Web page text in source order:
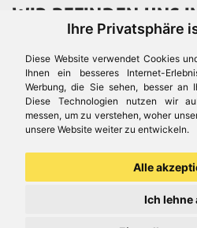
Ihre Privatsphäre
Diese Website verwendet Cookies
Ihnen ein besseres Internet-
Werbung, die Sie sehen, besser an
Diese Technologien nutzen wir
messen, um zu verstehen, woher
unsere Website weiter zu entwickeln.
Alle
Ich lehne
WIR BEFINDEN UNS
Es gibt uns auch in